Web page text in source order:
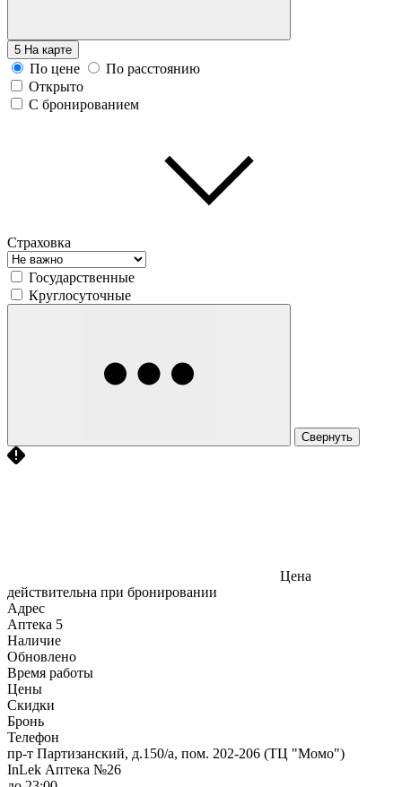
5 На карте
По цене
По расстоянию
Открыто
С бронированием
Страховка
Государственные
Круглосуточные
Свернуть
Цена
действительна при бронировании
Адрес
Аптека 5
Наличие
Обновлено
Время работы
Цены
Скидки
Бронь
Телефон
пр-т Партизанский, д.150/а, пом. 202-206 (ТЦ "Момо")
InLek Аптека №26